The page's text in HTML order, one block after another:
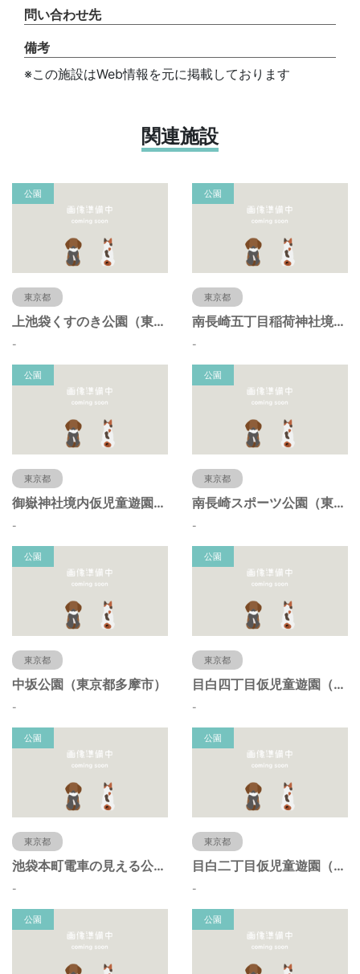
問い合わせ先
備考
※この施設はWeb情報を元に掲載しております
関連施設
公園
東京都
上池袋くすのき公園（東京都豊島区）
-
公園
東京都
南長崎五丁目稲荷神社境内仮児童遊園（東京都豊島区）
-
公園
東京都
御嶽神社境内仮児童遊園（東京都豊島区）
-
公園
東京都
南長崎スポーツ公園（東京都豊島区）
-
公園
東京都
中坂公園（東京都多摩市）
-
公園
東京都
目白四丁目仮児童遊園（東京都豊島区）
-
公園
東京都
池袋本町電車の見える公園（東京都豊島区）
-
公園
東京都
目白二丁目仮児童遊園（東京都豊島区）
-
公園 公園